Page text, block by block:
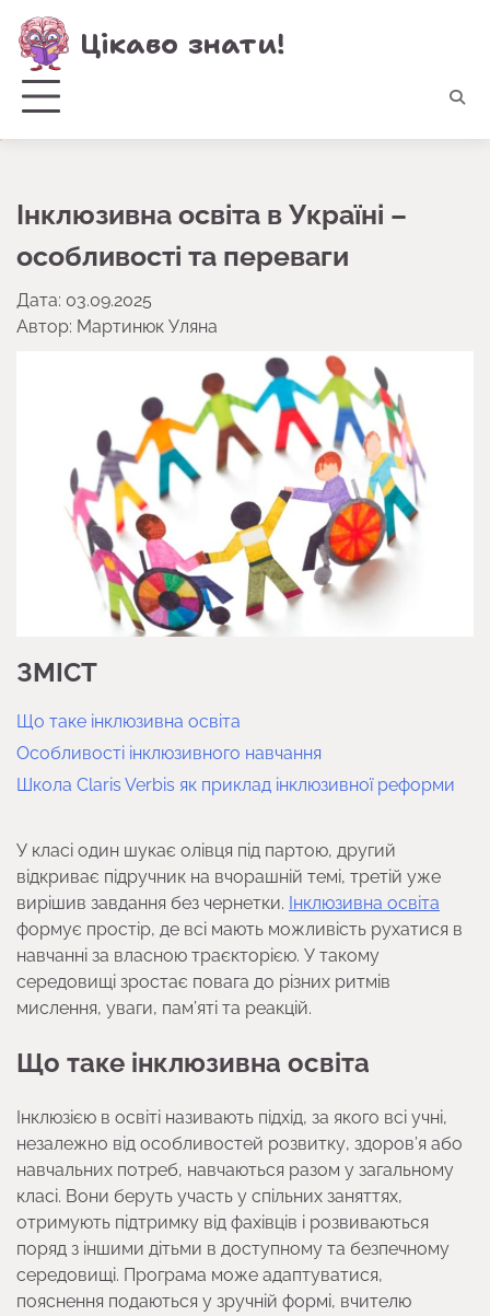
Перейти
до
вмісту
Цікаво знати!
Інклюзивна освіта в Україні –
особливості та переваги
Дата: 03.09.2025
Автор: Мартинюк Уляна
ЗМІСТ
Що таке інклюзивна освіта
Особливості інклюзивного навчання
Школа Claris Verbis як приклад інклюзивної реформи
У класі один шукає олівця під партою, другий
відкриває підручник на вчорашній темі, третій уже
вирішив завдання без чернетки. Інклюзивна освіта
формує простір, де всі мають можливість рухатися в
навчанні за власною траєкторією. У такому
середовищі зростає повага до різних ритмів
мислення, уваги, пам’яті та реакцій.
Що таке інклюзивна освіта
Інклюзією в освіті називають підхід, за якого всі учні,
незалежно від особливостей розвитку, здоров’я або
навчальних потреб, навчаються разом у загальному
класі. Вони беруть участь у спільних заняттях,
отримують підтримку від фахівців і розвиваються
поряд з іншими дітьми в доступному та безпечному
середовищі. Програма може адаптуватися,
пояснення подаються у зручній формі, вчителю